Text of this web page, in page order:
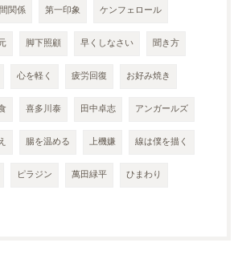
関係 第一印象 ケンフェロール
脚下照顧 早くしなさい 聞き方
心を軽く 疲労回復 お好み焼き
喜多川泰 田中卓志 アンガールズ
腸を温める 上機嫌 線は僕を描く
ピラジン 萬田緑平 ひまわり